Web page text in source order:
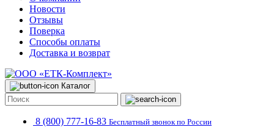
Новости
Отзывы
Поверка
Способы оплаты
Доставка и возврат
Каталог
8 (800) 777-16-83 Бесплатный звонок по России